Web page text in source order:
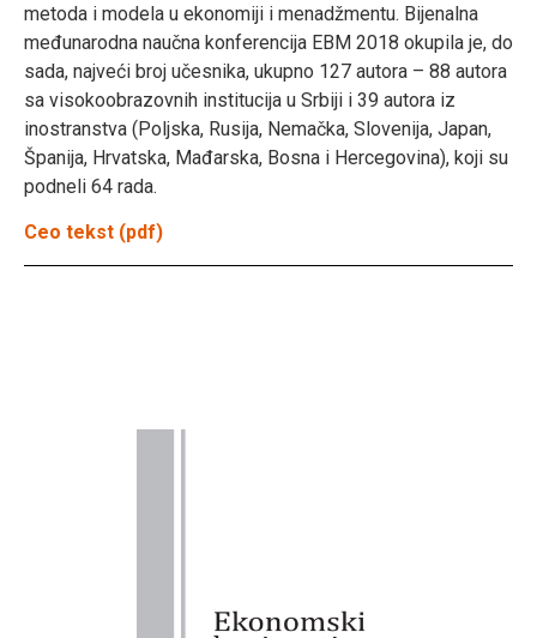
metoda i modela u ekonomiji i menadžmentu. Bijenalna
međunarodna naučna konferencija EBM 2018 okupila je, do
sada, najveći broj učesnika, ukupno 127 autora – 88 autora
sa visokoobrazovnih institucija u Srbiji i 39 autora iz
inostranstva (Poljska, Rusija, Nemačka, Slovenija, Japan,
Španija, Hrvatska, Mađarska, Bosna i Hercegovina), koji su
podneli 64 rada.
Ceo tekst (pdf)